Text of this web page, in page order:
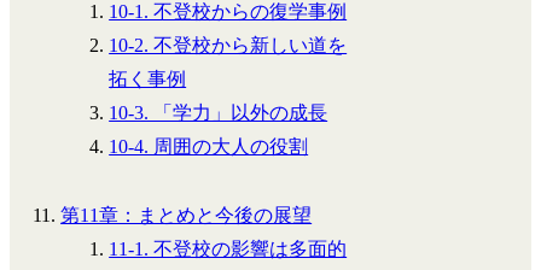
10-1. 不登校からの復学事例
10-2. 不登校から新しい道を
拓く事例
10-3. 「学力」以外の成長
10-4. 周囲の大人の役割
第11章：まとめと今後の展望
11-1. 不登校の影響は多面的